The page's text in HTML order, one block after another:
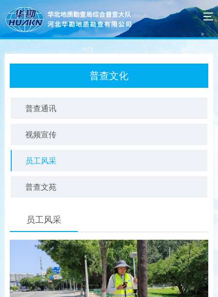
普查文化
普查通讯
视频宣传
员工风采
普查文苑
员工风采